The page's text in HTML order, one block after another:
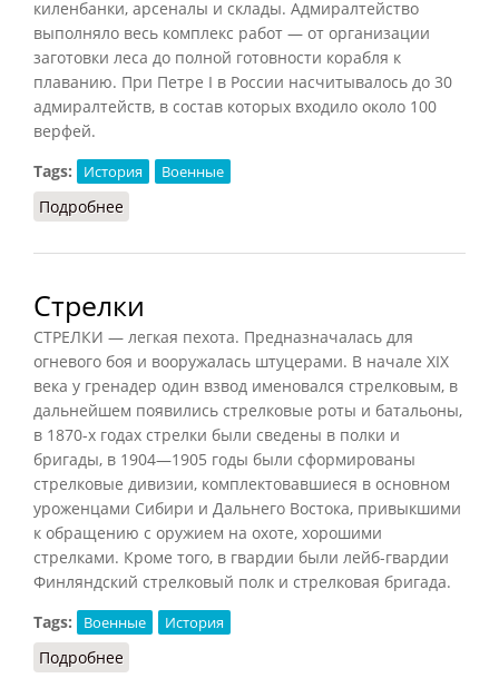
киленбанки, арсеналы и склады. Адмиралтейство
выполняло весь комплекс работ — от организации
заготовки леса до полной готовности корабля к
плаванию. При Петре I в России насчитывалось до 30
адмиралтейств, в состав которых входило около 100
верфей.
Tags:
История Военные
Подробнее
Стрелки
СТРЕЛКИ — легкая пехота. Предназначалась для
огневого боя и вооружалась штуцерами. В начале XIX
века у гренадер один взвод именовался стрелковым, в
дальнейшем появились стрелковые роты и батальоны,
в 1870-х годах стрелки были сведены в полки и
бригады, в 1904—1905 годы были сформированы
стрелковые дивизии, комплектовавшиеся в основном
уроженцами Сибири и Дальнего Востока, привыкшими
к обращению с оружием на охоте, хорошими
стрелками. Кроме того, в гвардии были лейб-гвардии
Финляндский стрелковый полк и стрелковая бригада.
Tags:
Военные История
Подробнее